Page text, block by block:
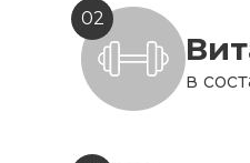
02
в